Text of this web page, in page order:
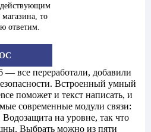
действующим
то
ответим.
— все переработали, добавили
Встроенный умный
поможет и текст написать, и
современные модули связи:
на уровне, так что
Выбрать можно из пяти